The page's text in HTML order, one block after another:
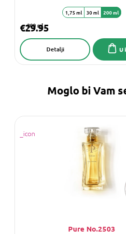
200 ml
€29.95
U
Detalji
1,75 ml 30 ml 200 ml
Moglo bi Vam
Pure No.2503